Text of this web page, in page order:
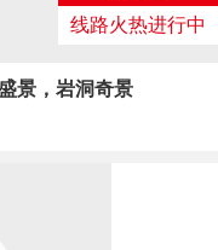
线路火热进行中
景，岩洞奇景